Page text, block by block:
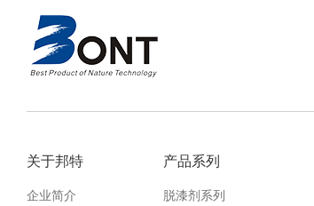
关于邦特
企业简介
产品系列
脱漆剂系列